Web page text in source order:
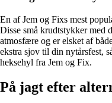
En af Jem og Fixs mest
Disse små krudtstykker med
atmosfære og er elsket af
ekstra sjov til din nytårsfest,
heksehyl fra Jem og Fix.
På jagt efter